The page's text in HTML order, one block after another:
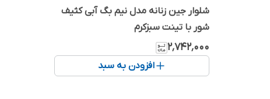
شلوار جین زنانه مدل نیم بگ آبی کثیف
شور با تینت سبزکرم
۲٬۷۴۲٬۰۰۰
افزودن به سبد